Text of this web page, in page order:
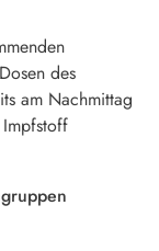
des
am Nachmittag